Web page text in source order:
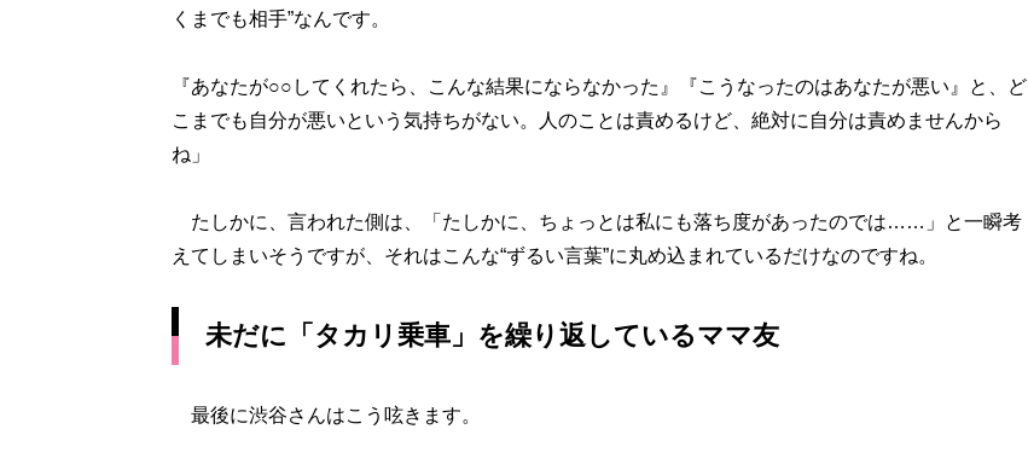
くまでも相手”なんです。
『あなたが○○してくれたら、こんな結果にならなかった』『こうなったのはあなたが悪い』と、ど
こまでも自分が悪いという気持ちがない。人のことは責めるけど、絶対に自分は責めませんから
ね」
たしかに、言われた側は、「たしかに、ちょっとは私にも落ち度があったのでは……」と一瞬考
えてしまいそうですが、それはこんな“ずるい言葉”に丸め込まれているだけなのですね。
未だに「タカリ乗車」を繰り返しているママ友
最後に渋谷さんはこう呟きます。